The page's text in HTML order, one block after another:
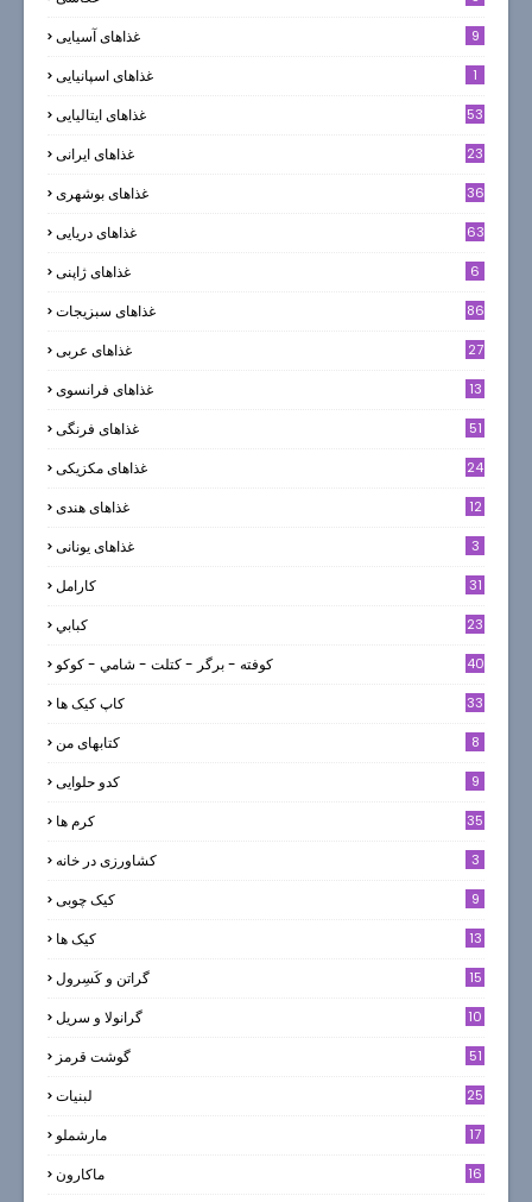
غذاهای آسیایی 9
غذاهای اسپانیایی 1
غذاهای ایتالیایی 53
غذاهای ایرانی 23
غذاهای بوشهری 36
غذاهای دریایی 63
غذاهای ژاپنی 6
غذاهای سبزیجات 86
غذاهای عربی 27
غذاهای فرانسوی 13
غذاهای فرنگی 51
غذاهای مکزیکی 24
غذاهای هندی 12
غذاهای یونانی 3
كارامل 31
كبابي 23
كوفته - برگر - كتلت - شامي - كوكو 40
کاپ کیک ها 33
کتابهای من 8
کدو حلوایی 9
کرم ها 35
کشاورزی در خانه 3
کیک چوبی 9
کیک ها
13
گراتن و كَسِرول 15
گرانولا و سريل 10
گوشت قرمز 51
لبنيات 25
مارشملو 17
ماکارون 16